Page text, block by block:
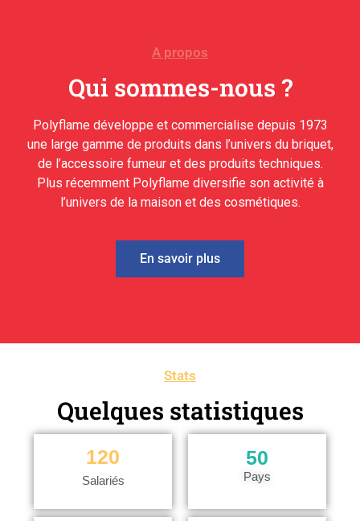
A propos
Qui sommes-nous ?
Polyflame développe et commercialise depuis 1973
une large gamme de produits dans l’univers du briquet,
de l’accessoire fumeur et des produits techniques.
Plus récemment Polyflame diversifie son activité à
l’univers de la maison et des cosmétiques.
En savoir plus
Stats
Quelques statistiques
Salariés
120
Pays
50